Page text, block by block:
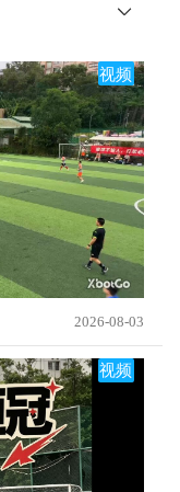
视频
2026-08-03
视频